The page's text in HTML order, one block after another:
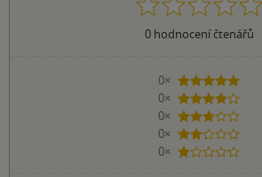
0hodnocení čtenářů
0×
5 hvězdiček
0×
4 hvězdičky
0×
3 hvězdičky
0×
2 hvězdičky
0×
1 hvezdička